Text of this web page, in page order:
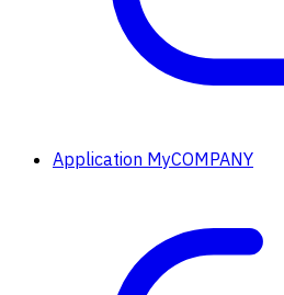
Application MyCOMPANY